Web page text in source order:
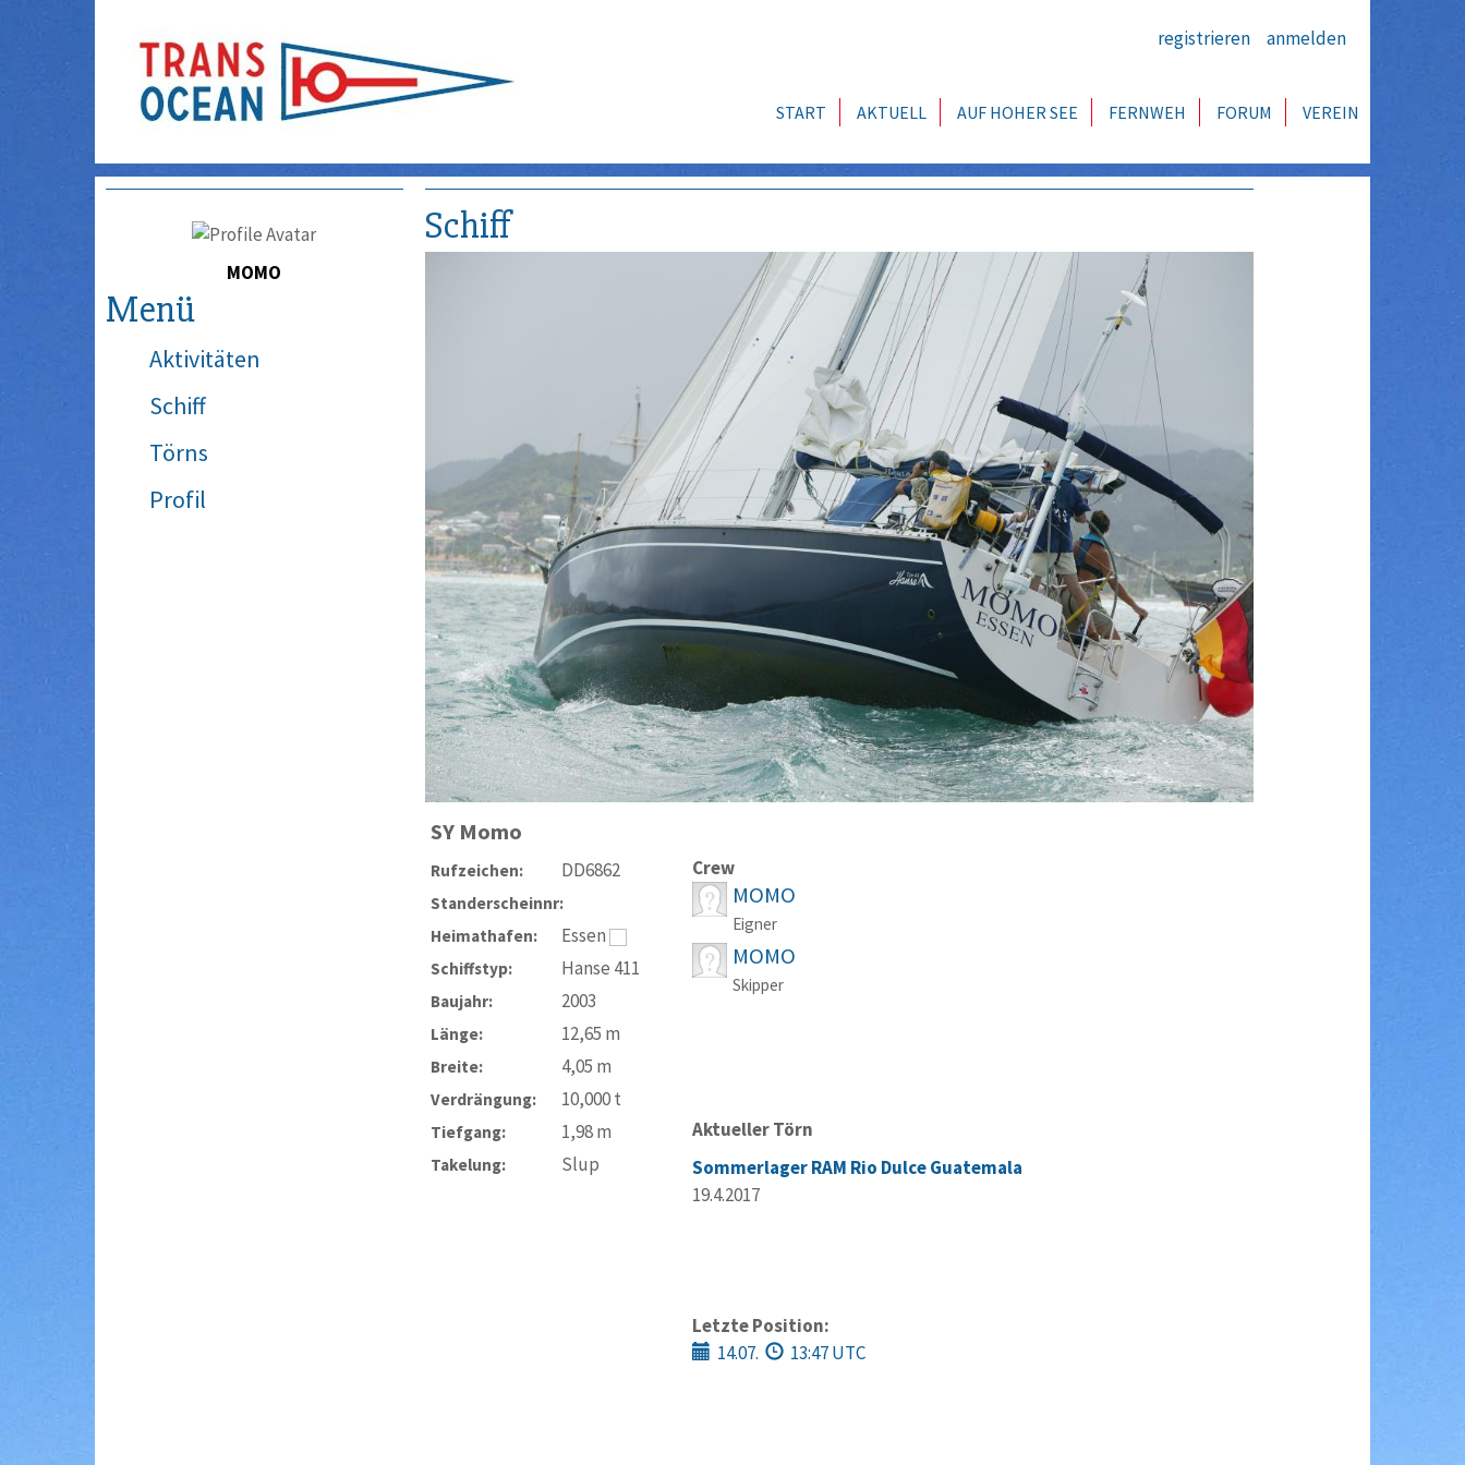
registrieren anmelden
START AKTUELL AUF HOHER SEE FERNWEH FORUM VEREIN
MOMO
Menü
Aktivitäten
Schiff
Törns
Profil
Schiff
SY Momo
Rufzeichen: DD6862
Standerscheinnr:
Heimathafen:
Essen
Schiffstyp: Hanse 411
Baujahr: 2003
Länge: 12,65 m
Breite: 4,05 m
Verdrängung: 10,000t
Tiefgang: 1,98m
Takelung: Slup
Crew
MOMO
Eigner
MOMO
Skipper
Aktueller Törn
Sommerlager RAM Rio Dulce Guatemala
19.4.2017
Letzte Position:
14.07.
13:47 UTC